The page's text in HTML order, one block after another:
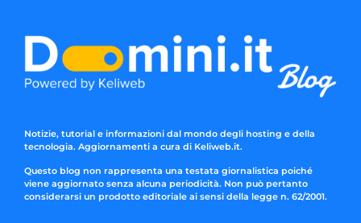
Notizie, tutorial e informazioni dal mondo degli hosting e della
tecnologia. Aggiornamenti a cura di Keliweb.it.
Questo blog non rappresenta una testata giornalistica poiché
viene aggiornato senza alcuna periodicità. Non può pertanto
considerarsi un prodotto editoriale ai sensi della legge n. 62/2001.